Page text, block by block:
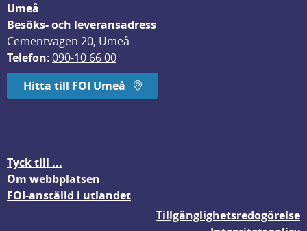
Umeå
Besöks- och leveransadress
Cementvägen 20, Umeå
Telefon: 090-10 66 00
Hitta till FOI Umeå
Tyck till ...
Om webbplatsen
FOI-anställd i utlandet
Tillgänglighetsredogörelse